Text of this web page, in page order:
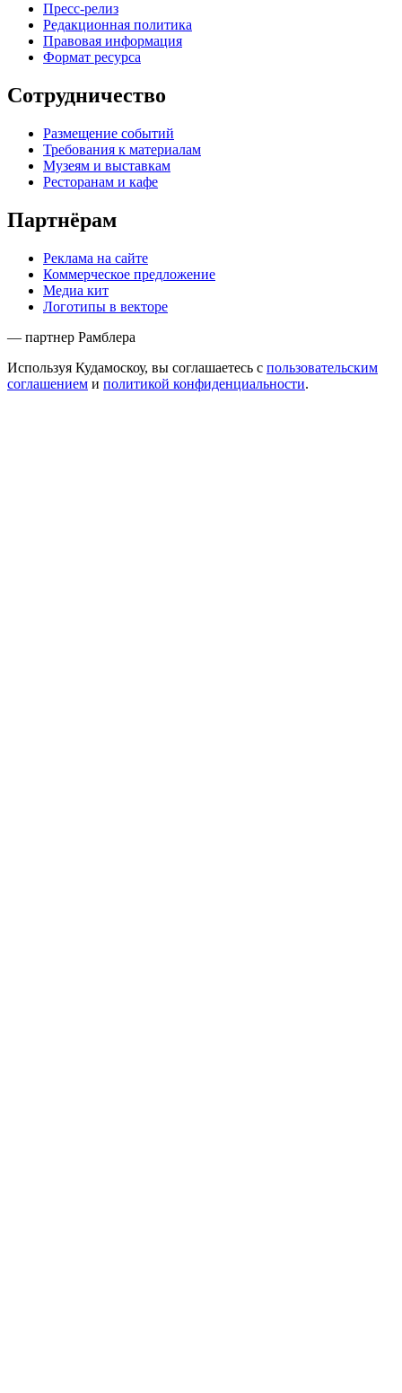
Пресс-релиз
Редакционная политика
Правовая информация
Формат ресурса
Сотрудничество
Размещение событий
Требования к материалам
Музеям и выставкам
Ресторанам и кафе
Партнёрам
Реклама на сайте
Коммерческое предложение
Медиа кит
Логотипы в векторе
— партнер Рамблера
Используя Кудамоскоу, вы соглашаетесь с пользовательским
соглашением и политикой конфиденциальности.